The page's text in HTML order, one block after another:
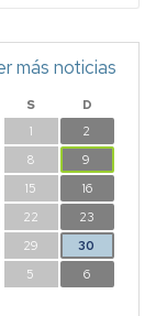
S
D
1
2
8
9
15
16
22
23
29
30
5 6
más noticias